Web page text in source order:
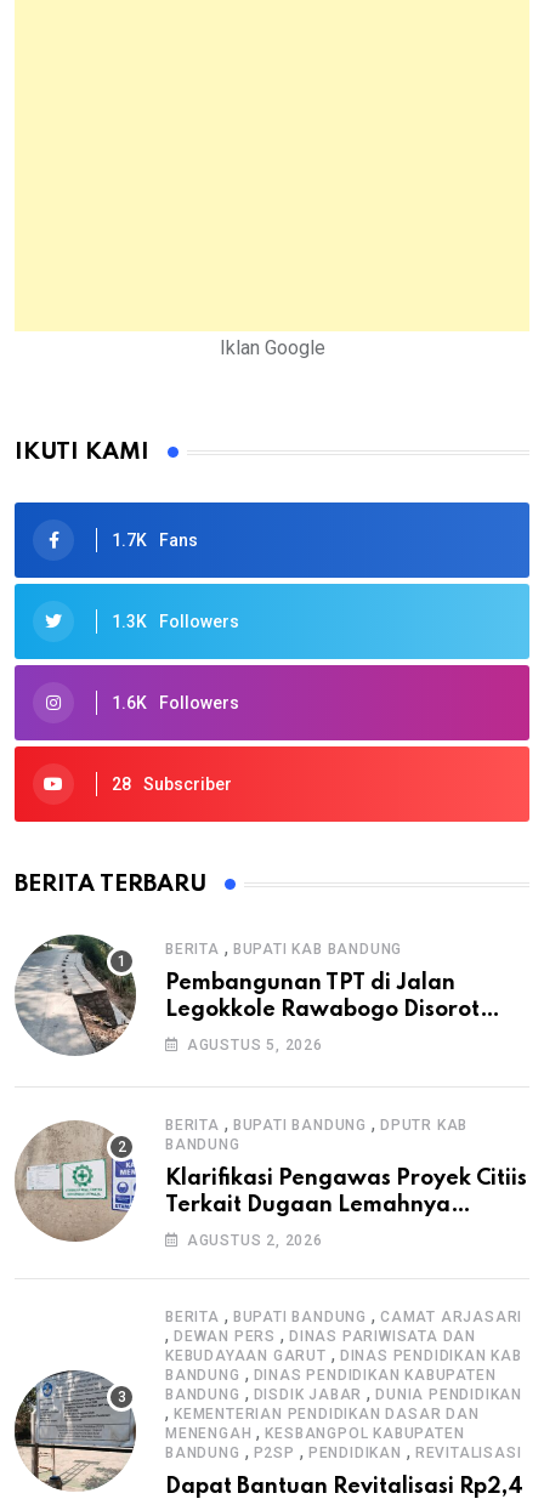
Iklan Google
IKUTI KAMI
1.7K Fans
1.3K Followers
1.6K Followers
28 Subscriber
BERITA TERBARU
BERITA , BUPATI KAB BANDUNG
Pembangunan TPT di Jalan
Legokkole Rawabogo Disorot
Warga, Selesai Tanpa Papan
AGUSTUS 5, 2026
BERITA , BUPATI BANDUNG ,DPUTR KAB
BANDUNG
Klarifikasi Pengawas Proyek Citiis
Terkait Dugaan Lemahnya
Pengawasan K3
AGUSTUS 2, 2026
BERITA , BUPATI BANDUNG ,CAMAT ARJASARI
, DEWAN PERS , DINAS PARIWISATA DAN
KEBUDAYAAN GARUT , DINAS PENDIDIKAN KAB
BANDUNG , DINAS PENDIDIKAN KABUPATEN
BANDUNG , DISDIK JABAR ,DUNIA PENDIDIKAN
, KEMENTERIAN PENDIDIKAN DASAR DAN
MENENGAH ,KESBANGPOL KABUPATEN
BANDUNG , P2SP , PENDIDIKAN , REVITALISASI
Dapat Bantuan Revitalisasi Rp2,4